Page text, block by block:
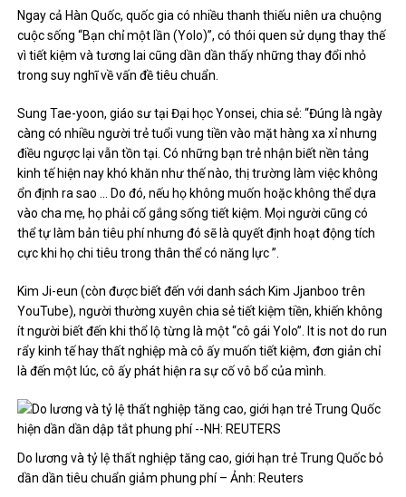
Ngay cả Hàn Quốc, quốc gia có nhiều thanh thiếu niên ưa chuộng
cuộc sống “Bạn chỉ một lần (Yolo)”, có thói quen sử dụng thay thế
vì tiết kiệm và tương lai cũng dần dần thấy những thay đổi nhỏ
trong suy nghĩ về vấn đề tiêu chuẩn.
Sung Tae-yoon, giáo sư tại Đại học Yonsei, chia sẻ: “Đúng là ngày
càng có nhiều người trẻ tuổi vung tiền vào mặt hàng xa xỉ nhưng
điều ngược lại vẫn tồn tại. Có những bạn trẻ nhận biết nền tảng
kinh tế hiện nay khó khăn như thế nào, thị trường làm việc không
ổn định ra sao … Do đó, nếu họ không muốn hoặc không thể dựa
vào cha mẹ, họ phải cố gắng sống tiết kiệm. Mọi người cũng có
thể tự làm bản tiêu phí nhưng đó sẽ là quyết định hoạt động tích
cực khi họ chi tiêu trong thân thể có năng lực ”.
Kim Ji-eun (còn được biết đến với danh sách Kim Jjanboo trên
YouTube), người thường xuyên chia sẻ tiết kiệm tiền, khiến không
ít người biết đến khi thổ lộ từng là một “cô gái Yolo”. It is not do run
rẩy kinh tế hay thất nghiệp mà cô ấy muốn tiết kiệm, đơn giản chỉ
là đến một lúc, cô ấy phát hiện ra sự cố vô bổ của mình.
Do lương và tỷ lệ thất nghiệp tăng cao, giới hạn trẻ Trung Quốc bỏ
dần dần tiêu chuẩn giảm phung phí – Ảnh: Reuters